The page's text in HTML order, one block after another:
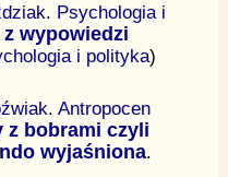
. Psychologia i
wypowiedzi
i polityka)
. Antropocen
z bobrami czyli
wyjaśniona.